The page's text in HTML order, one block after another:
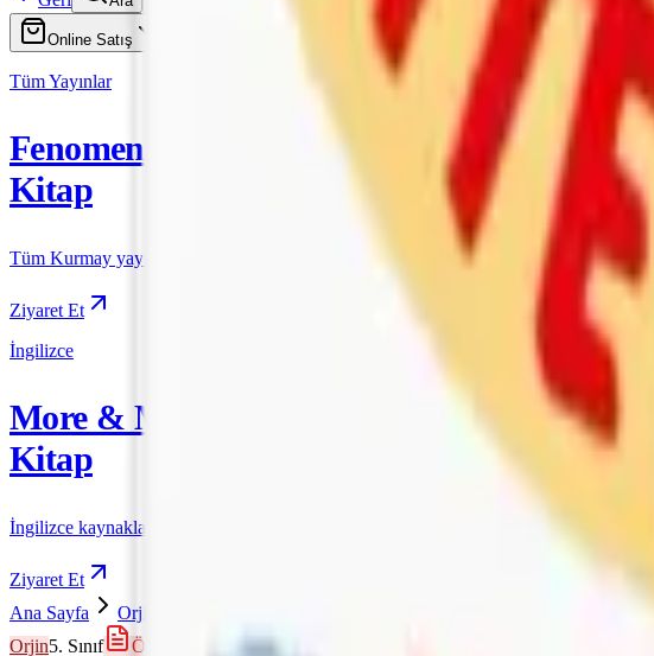
Online Satış
Tüm Yayınlar
Fenomen
Kitap
Tüm Kurmay yayınları için resmi satış
Ziyaret Et
İngilizce
More & More
Kitap
İngilizce kaynakları için resmi satış
Ziyaret Et
Ana Sayfa
Orjin
Orjin 5 Sosyal Konu Özetli Etkinlikli Soru Bankası
Orjin5. Sınıf Önizleme Mevcut